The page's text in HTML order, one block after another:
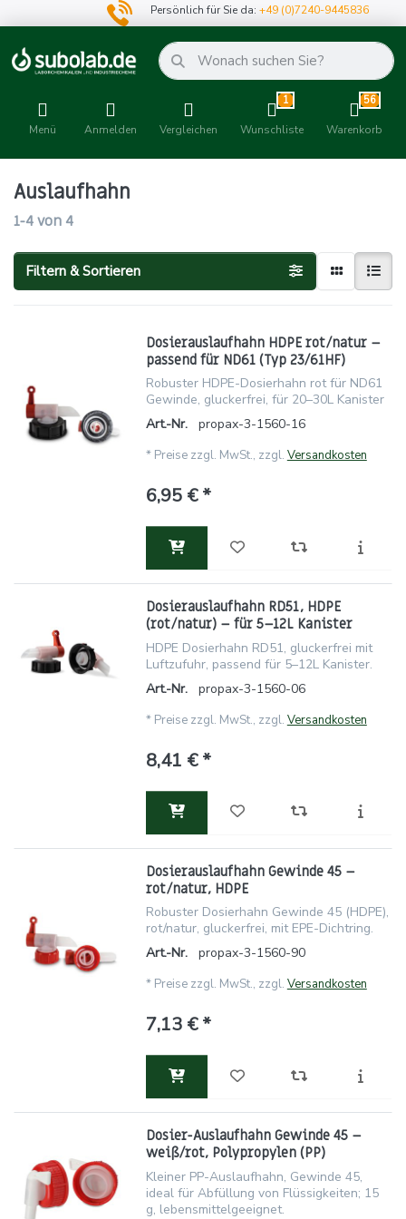
Persönlich für Sie da:+49 (0)7240-9445836
Menü Anmelden Vergleichen
1
Wunschliste
56
Warenkorb
Auslaufhahn
1-4von 4
Filtern & Sortieren
Dosierauslaufhahn HDPE rot/natur –
passend für ND61 (Typ 23/61HF)
Robuster HDPE-Dosierhahn rot für ND61
Gewinde, gluckerfrei, für 20–30L Kanister
Art.-Nr.
propax-3-1560-16
* Preise zzgl. MwSt., zzgl. Versandkosten
6,95 € *
Dosierauslaufhahn RD51, HDPE
(rot/natur) – für 5–12L Kanister
HDPE Dosierhahn RD51, gluckerfrei mit
Luftzufuhr, passend für 5–12L Kanister.
Art.-Nr.
propax-3-1560-06
* Preise zzgl. MwSt., zzgl. Versandkosten
8,41 € *
Dosierauslaufhahn Gewinde 45 –
rot/natur, HDPE
Robuster Dosierhahn Gewinde 45 (HDPE),
rot/natur, gluckerfrei, mit EPE-Dichtring.
Art.-Nr.
propax-3-1560-90
* Preise zzgl. MwSt., zzgl. Versandkosten
7,13 € *
Dosier-Auslaufhahn Gewinde 45 –
weiß/rot, Polypropylen (PP)
Kleiner PP-Auslaufhahn, Gewinde 45,
ideal für Abfüllung von Flüssigkeiten; 15
g, lebensmittelgeeignet.